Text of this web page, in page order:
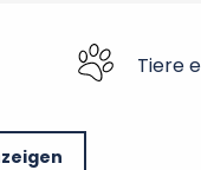
Tiere